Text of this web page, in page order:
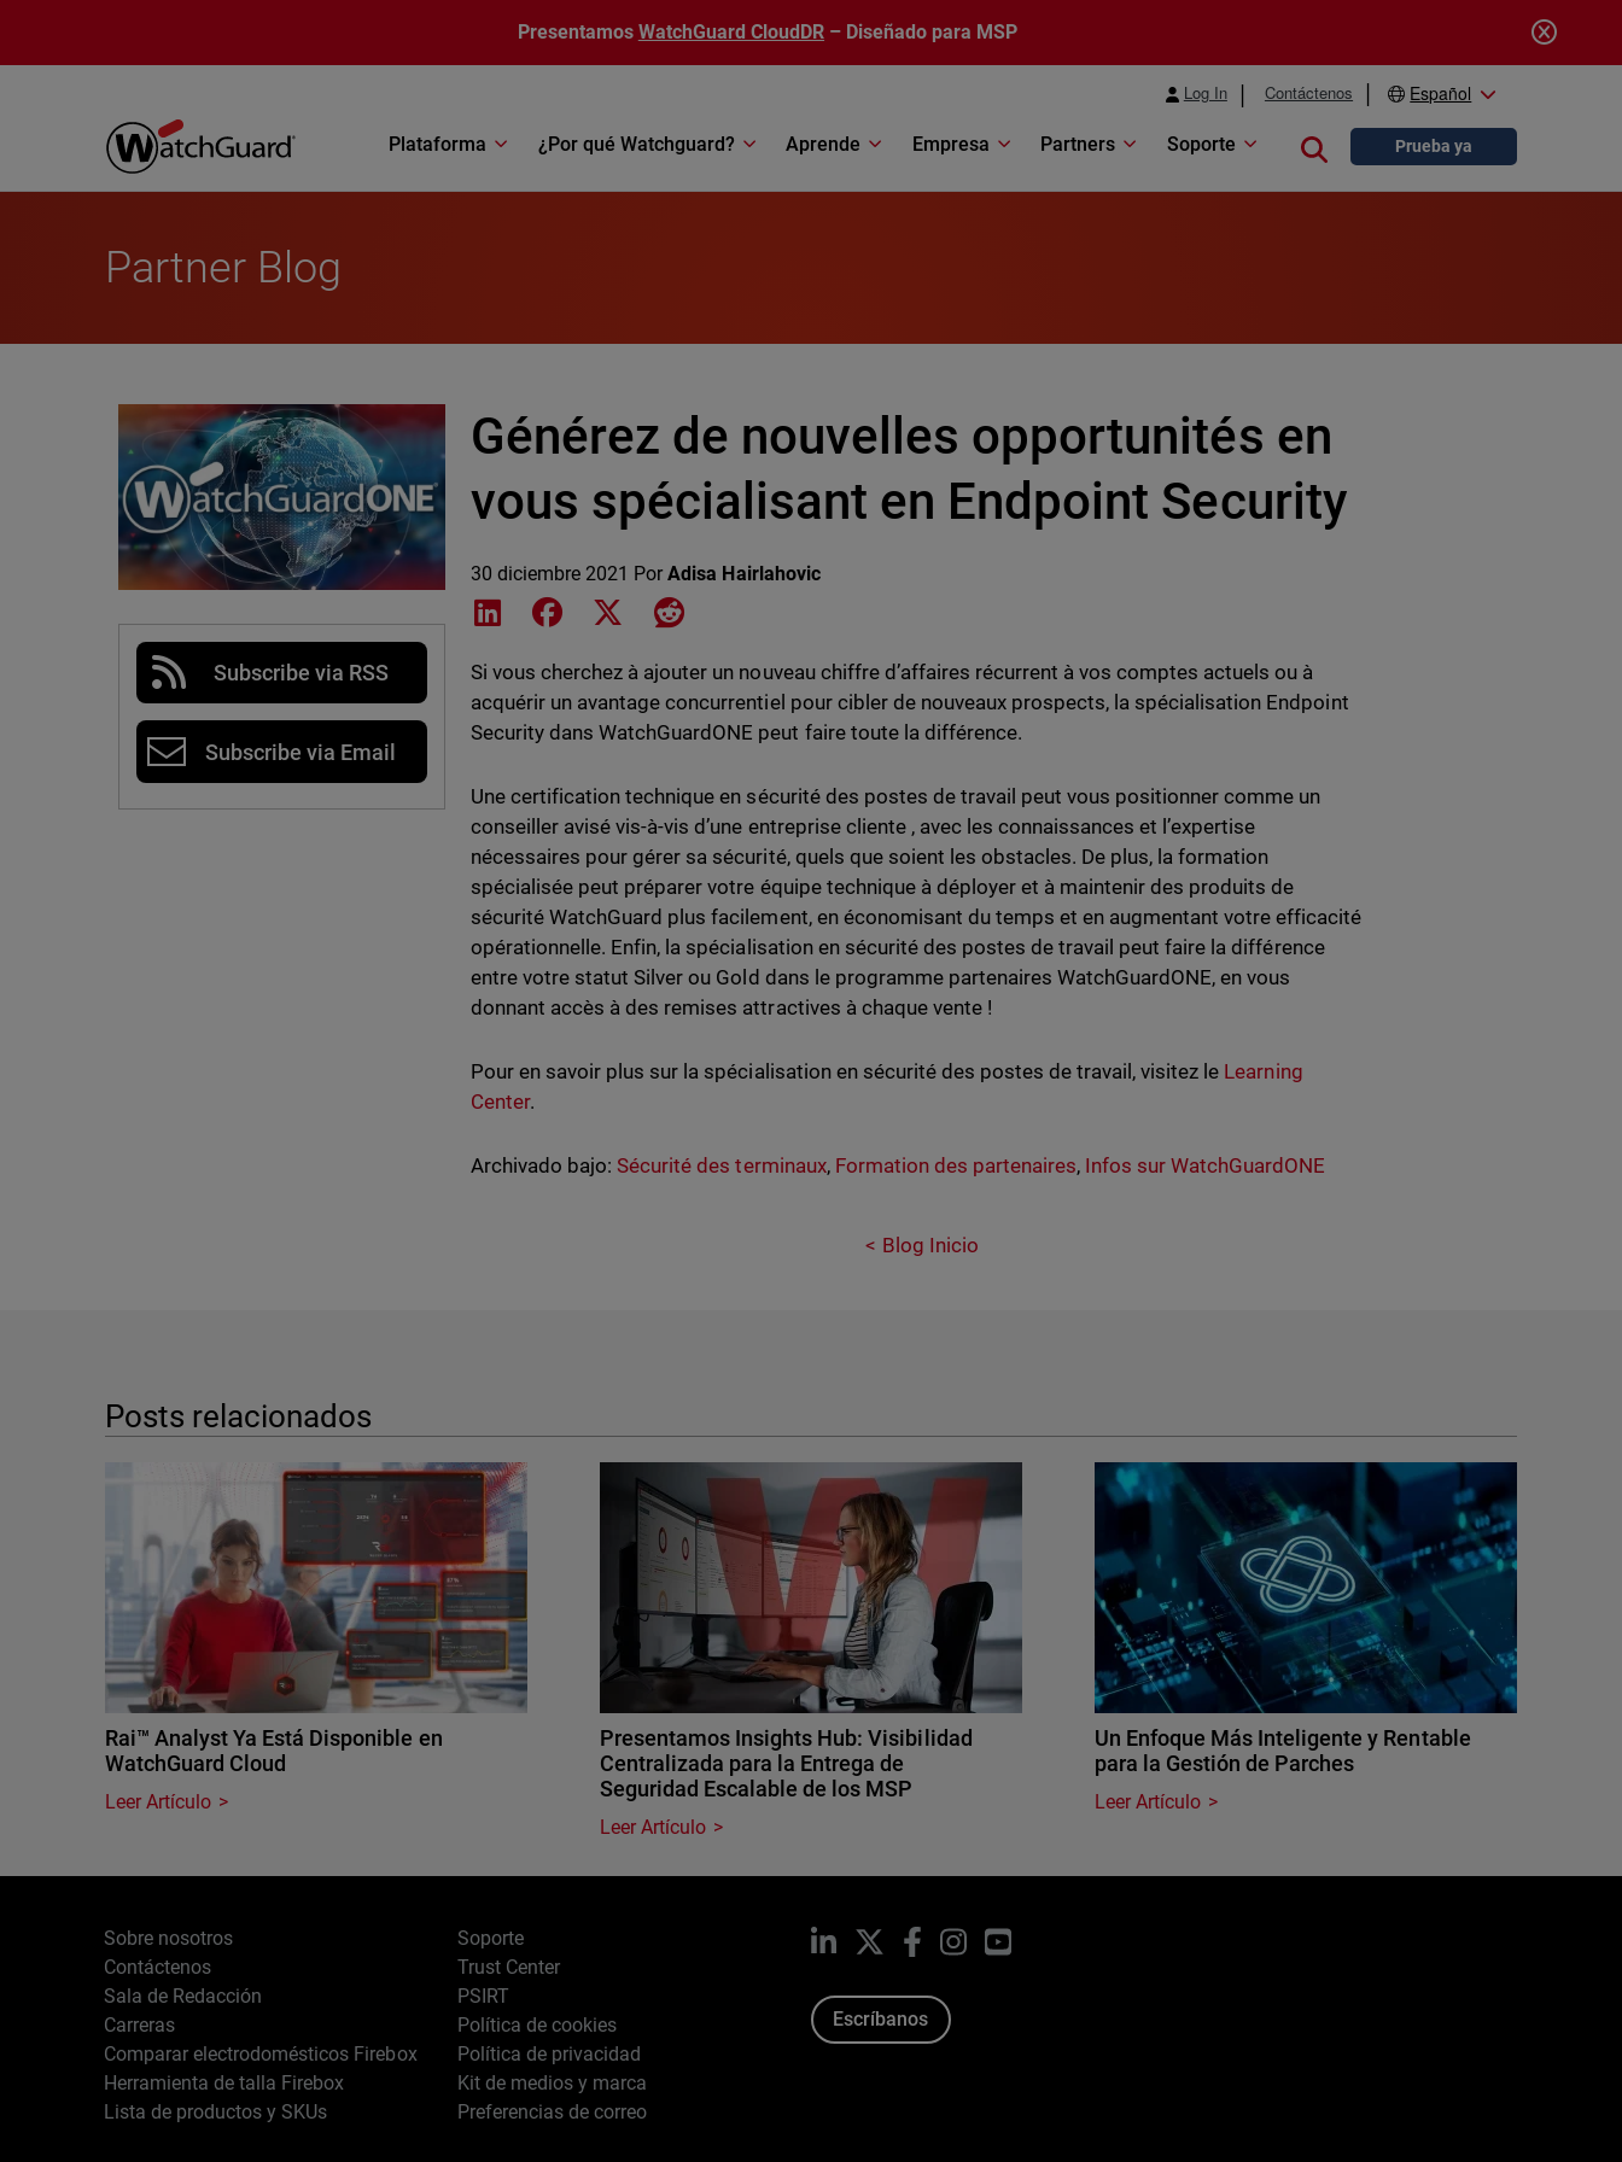
Presentamos WatchGuard CloudDR – Diseñado para MSP
Log In Contáctenos Español
Plataforma ¿Por qué Watchguard? Aprende Empresa Partners Soporte Close searchPrueba ya
Partner Blog
Subscribe via RSS
Subscribe via Email
Générez de nouvelles opportunités en
vous spécialisant en Endpoint Security
30 diciembre 2021 PorAdisa Hairlahovic
Share on LinkedIn
Share on Facebook
Share on XShare on Reddit
Si vous cherchez à ajouter un nouveau chiffre d’affaires récurrent à vos comptes actuels ou à
acquérir un avantage concurrentiel pour cibler de nouveaux prospects, la spécialisation Endpoint
Security dans WatchGuardONE peut faire toute la différence.
Une certification technique en sécurité des postes de travail peut vous positionner comme un
conseiller avisé vis-à-vis d’une entreprise cliente , avec les connaissances et l’expertise
nécessaires pour gérer sa sécurité, quels que soient les obstacles. De plus, la formation
spécialisée peut préparer votre équipe technique à déployer et à maintenir des produits de
sécurité WatchGuard plus facilement, en économisant du temps et en augmentant votre efficacité
opérationnelle. Enfin, la spécialisation en sécurité des postes de travail peut faire la différence
entre votre statut Silver ou Gold dans le programme partenaires WatchGuardONE, en vous
donnant accès à des remises attractives à chaque vente !
Pour en savoir plus sur la spécialisation en sécurité des postes de travail, visitez le Learning
Center.
Archivado bajo: Sécurité des terminaux, Formation des partenaires, Infos sur WatchGuardONE
Blog Inicio
Posts relacionados
Rai™ Analyst Ya Está Disponible en
WatchGuard Cloud
Leer Artículo
Presentamos Insights Hub: Visibilidad
Centralizada para la Entrega de
Seguridad Escalable de los MSP
Leer Artículo
Un Enfoque Más Inteligente y Rentable
para la Gestión de Parches
Leer Artículo
Sobre nosotros
Contáctenos
Sala de Redacción
Carreras
Comparar electrodomésticos Firebox
Herramienta de talla Firebox
Lista de productos y SKUs
Soporte
Trust Center
PSIRT
Política de cookies
Política de privacidad
Kit de medios y marca
Preferencias de correo
LinkedIn Facebook
InstagramYouTube
Escríbanos